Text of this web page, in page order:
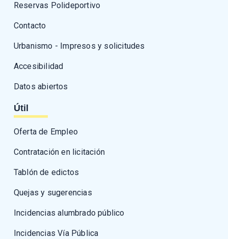
Reservas Polideportivo
Contacto
Urbanismo - Impresos y solicitudes
Accesibilidad
Datos abiertos
Útil
Oferta de Empleo
Contratación en licitación
Tablón de edictos
Quejas y sugerencias
Incidencias alumbrado público
Incidencias Vía Pública